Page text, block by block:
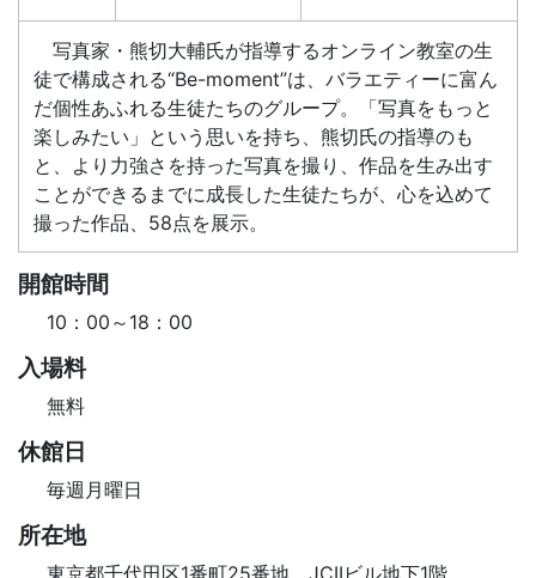
写真家・熊切大輔氏が指導するオンライン教室の生
徒で構成される“Be-moment”は、バラエティーに富ん
だ個性あふれる生徒たちのグループ。「写真をもっと
楽しみたい」という思いを持ち、熊切氏の指導のも
と、より力強さを持った写真を撮り、作品を生み出す
ことができるまでに成長した生徒たちが、心を込めて
撮った作品、58点を展示。
開館時間
10：00～18：00
入場料
無料
休館日
毎週月曜日
所在地
東京都千代田区1番町25番地 JCIIビル地下1階